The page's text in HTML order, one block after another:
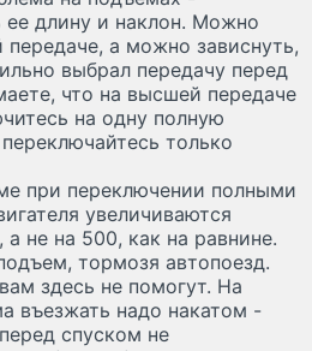
ее длину и наклон. Можно
а можно зависнуть,
выбрал передачу перед
что на высшей передаче
на одну полную
только
при переключении полными
увеличиваются
не на 500, как на равнине.
тормозя автопоезд.
здесь не помогут. На
въезжать надо накатом -
спуском не